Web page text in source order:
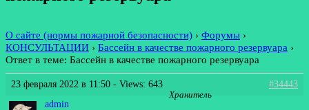
О сайте (нормы пожарной безопасности) › Форумы ›
КОНСУЛЬТАЦИИ › Бассейн в качестве пожарного резервуара ›
Ответ в теме: Бассейн в качестве пожарного резервуара
23 февраля 2022 в 11:50 - Views: 643
#34443
admin
Хранитель